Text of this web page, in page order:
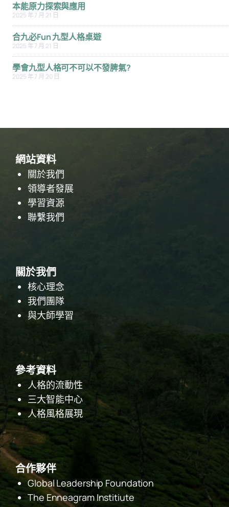
本能原力探索與應用
2025 年 7 月 21 日
合九必Fun 九型人格桌遊
2025 年 7 月 21 日
學會九型人格可不可以不發脾氣?
2025 年 7 月 20 日
網站資料
關於我們
領導者發展
學習資源
聯繫我們
關於我們
核心理念
我們團隊
與大師學習
參考資料
人格的流動性
三大智能中心
人格風格展現
合作夥伴
Global Leadership Foundation
The Enneagram Institiute